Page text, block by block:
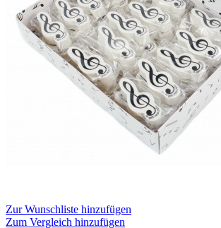
Zur Wunschliste hinzufügen
Zum Vergleich hinzufügen